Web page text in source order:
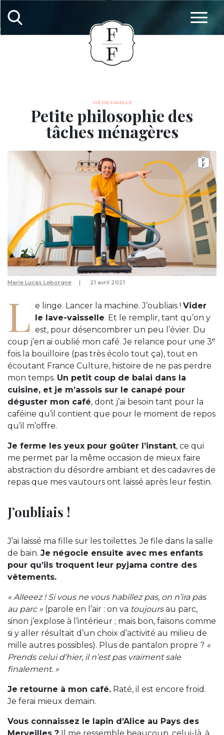
VIE DE FAMILLE
Petite philosophie des
tâches ménagères
Marie Lucas Leborgne 21 avril 2021
L e linge. Lancer la machine. J’oubliais ! Vider
le lave-vaisselle. Et le remplir, tant qu’on y
est, pour désencombrer un peu l’évier. Du
coup j’en ai oublié mon café. Je relance pour une 3e
fois la bouilloire (pas très écolo tout ça), tout en
écoutant France Culture, histoire de ne pas perdre
mon temps. Un petit coup de balai dans la
cuisine, et je m’assois sur le canapé pour
déguster mon café, dont j’ai besoin tant pour la
caféine qu’il contient que pour le moment de repos
qu’il m’offre.
Je ferme les yeux pour goûter l’instant, ce qui
me permet par la même occasion de mieux faire
abstraction du désordre ambiant et des cadavres de
repas que mes vautours ont laissé après leur festin.
J’oubliais !
J’ai laissé ma fille sur les toilettes. Je file dans la salle
de bain. Je négocie ensuite avec mes enfants
pour qu’ils troquent leur pyjama contre des
vêtements.
« Alleeez ! Si vous ne vous habillez pas, on n’ira pas
au parc » (parole en l’air : on va toujoursau parc,
sinon j’explose à l’intérieur ; mais bon, faisons comme
si y aller résultait d’un choix d’activité au milieu de
mille autres possibles). Plus de pantalon propre ? «
Prends celui d’hier, il n’est pas vraiment sale
finalement. »
Je retourne à mon café. Raté, il est encore froid.
Je ferai mieux demain.
Vous connaissez le lapin d’Alice au Pays des